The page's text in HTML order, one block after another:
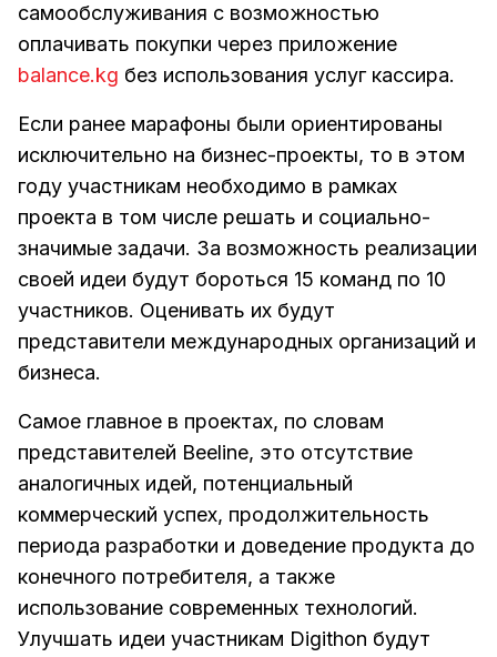
самообслуживания с возможностью
оплачивать покупки через приложение
balance.kg без использования услуг кассира.
Если ранее марафоны были ориентированы
исключительно на бизнес-проекты, то в этом
году участникам необходимо в рамках
проекта в том числе решать и социально-
значимые задачи. За возможность реализации
своей идеи будут бороться 15 команд по 10
участников. Оценивать их будут
представители международных организаций и
бизнеса.
Самое главное в проектах, по словам
представителей Beeline, это отсутствие
аналогичных идей, потенциальный
коммерческий успех, продолжительность
периода разработки и доведение продукта до
конечного потребителя, а также
использование современных технологий.
Улучшать идеи участникам Digithon будут